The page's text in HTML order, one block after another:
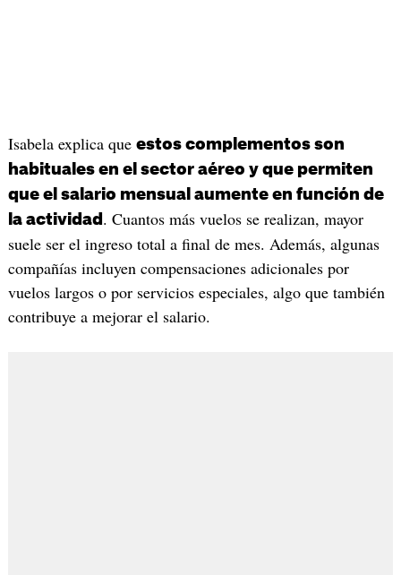
Isabela explica que estos complementos son
habituales en el sector aéreo y que permiten
que el salario mensual aumente en función de
la actividad . Cuantos más vuelos se realizan, mayor
suele ser el ingreso total a final de mes. Además, algunas
compañías incluyen compensaciones adicionales por
vuelos largos o por servicios especiales, algo que también
contribuye a mejorar el salario.